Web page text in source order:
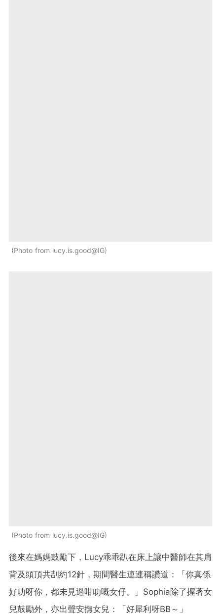
Photo from lucy.is.good@IG
Photo from lucy.is.good@IG
後來在媽媽鼓勵下，Lucy乖乖趴在床上讓中醫師在其肩
背及頭頂共㓤約12針，期間醫生連連稱讚道：「你真係
好叻呀你，都未見過咁叻嘅女仔。」Sophia除了握著女
兒鼓勵外，亦出聲安撫女兒：「好犀利呀BB～」